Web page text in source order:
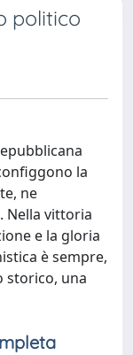
politico
la
ne
Nella vittoria
e la gloria
è sempre,
storico, una